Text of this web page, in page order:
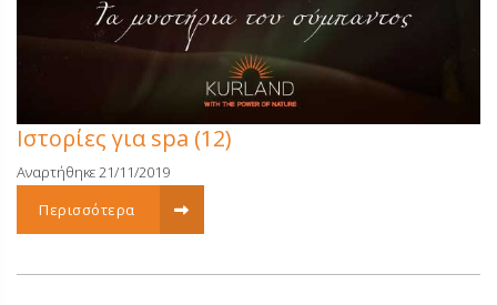
Ιστορίες για spa (12)
Αναρτήθηκε 21/11/2019
Περισσότερα